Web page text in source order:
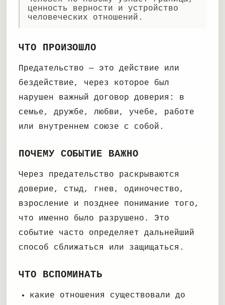
ценность верности и устройство
человеческих отношений.
ЧТО ПРОИЗОШЛО
Предательство — это действие или
бездействие, через которое был
нарушен важный договор доверия: в
семье, дружбе, любви, учебе, работе
или внутреннем союзе с собой.
ПОЧЕМУ СОБЫТИЕ ВАЖНО
Через предательство раскрываются
доверие, стыд, гнев, одиночество,
взросление и позднее понимание того,
что именно было разрушено. Это
событие часто определяет дальнейший
способ сближаться или защищаться.
ЧТО ВСПОМИНАТЬ
какие отношения существовали до